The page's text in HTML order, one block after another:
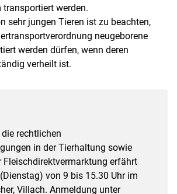
werden.
sehr jungen Tieren ist zu beachten,
neugeborene
werden dürfen, wenn deren
verheilt ist.
rechtlichen
in der Tierhaltung sowie
Fleischdirektvermarktung erfährt
von 9 bis 15.30 Uhr im
Villach. Anmeldung unter